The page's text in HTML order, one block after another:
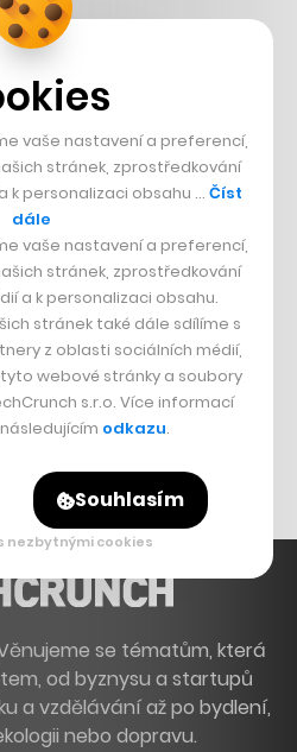
na Šumavě
se tématům, která
od byznysu a startupů
a vzdělávání až po bydlení,
nebo dopravu.
vaše nastavení a preferencí,
stránek, zprostředkování
k personalizaci obsahu … Číst
dále
vaše nastavení a preferencí,
stránek, zprostředkování
a k personalizaci obsahu.
stránek také dále sdílíme s
z oblasti sociálních médií,
webové stránky a soubory
s.r.o. Více informací
odkazu.
Souhlasím
nezbytnými cookies